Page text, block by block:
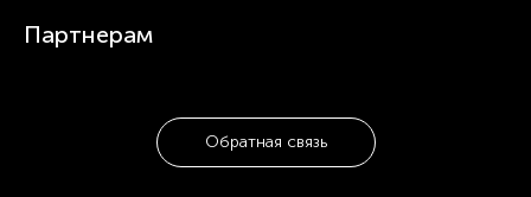
Партнерам
Обратная связь